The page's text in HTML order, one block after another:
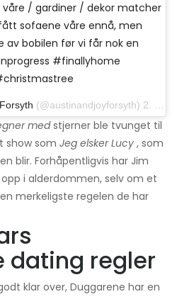
våre / gardiner / dekor matcher
sofaene våre ennå, men
bobilen før vi får nok en
#finallyhome
(@austinandjoyforsyth) 2. desember 2019 kl 12:41 PST
medstjerner ble tvunget til
show som Jeg elsker Lucy , som
blir. Forhåpentligvis har Jim
i alderdommen, selv om et
merkeligste regelen de har
dating regler
klar over, Duggarene har en